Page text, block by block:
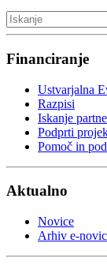
Financiranje
Ustvarjalna
Razpisi
Iskanje
Podprti
Pomoč in
Aktualno
Novice
Arhiv e-novic